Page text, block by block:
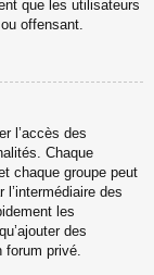
que les utilisateurs
offensant.
l’accès des
Chaque
chaque groupe peut
des
les
des
forum privé.